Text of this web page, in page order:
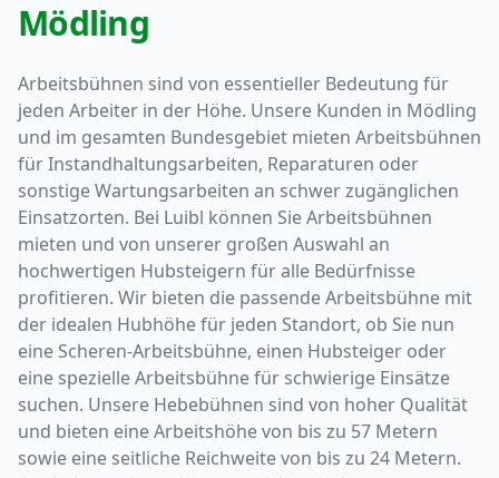
Mödling
Arbeitsbühnen sind von essentieller Bedeutung für
jeden Arbeiter in der Höhe. Unsere Kunden in Mödling
und im gesamten Bundesgebiet mieten Arbeitsbühnen
für Instandhaltungsarbeiten, Reparaturen oder
sonstige Wartungsarbeiten an schwer zugänglichen
Einsatzorten. Bei Luibl können Sie Arbeitsbühnen
mieten und von unserer großen Auswahl an
hochwertigen Hubsteigern für alle Bedürfnisse
profitieren. Wir bieten die passende Arbeitsbühne mit
der idealen Hubhöhe für jeden Standort, ob Sie nun
eine Scheren-Arbeitsbühne, einen Hubsteiger oder
eine spezielle Arbeitsbühne für schwierige Einsätze
suchen. Unsere Hebebühnen sind von hoher Qualität
und bieten eine Arbeitshöhe von bis zu 57 Metern
sowie eine seitliche Reichweite von bis zu 24 Metern.